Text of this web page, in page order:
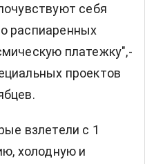
себя
распиаренных
платежку",-
проектов
взлетели с 1
холодную и